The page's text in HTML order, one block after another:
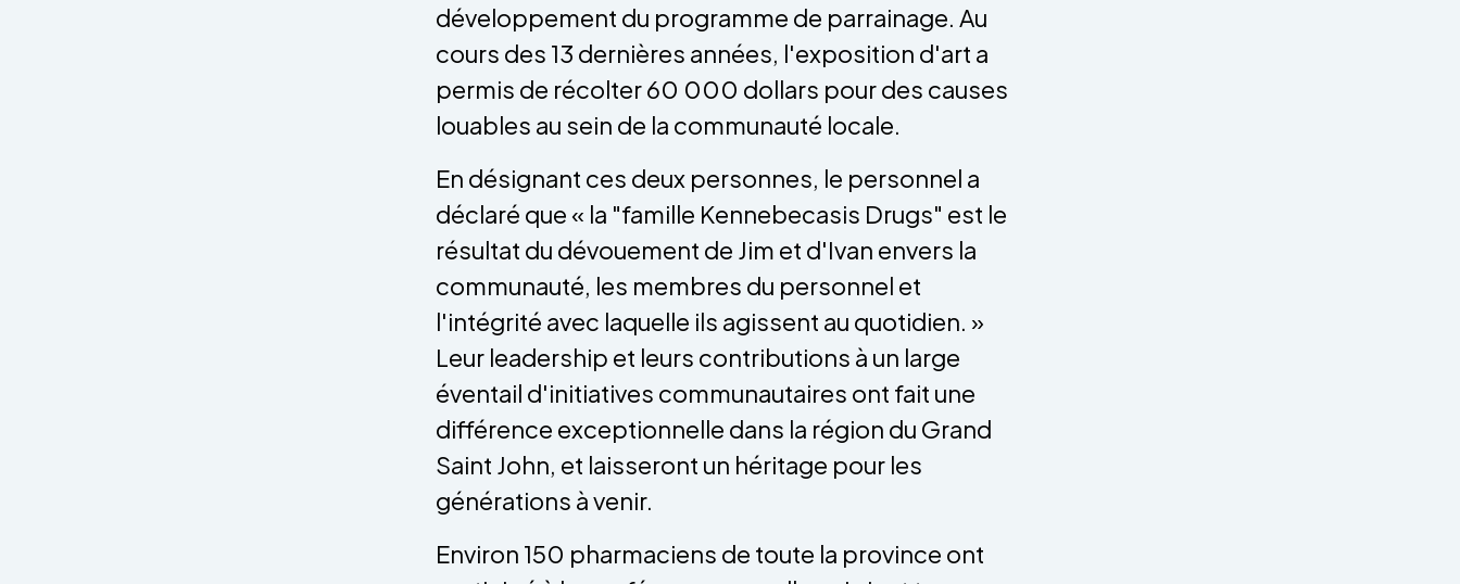
développement du programme de parrainage. Au
cours des 13 dernières années, l'exposition d'art a
permis de récolter 60 000 dollars pour des causes
louables au sein de la communauté locale.
En désignant ces deux personnes, le personnel a
déclaré que « la "famille Kennebecasis Drugs" est le
résultat du dévouement de Jim et d'Ivan envers la
communauté, les membres du personnel et
l'intégrité avec laquelle ils agissent au quotidien. »
Leur leadership et leurs contributions à un large
éventail d'initiatives communautaires ont fait une
différence exceptionnelle dans la région du Grand
Saint John, et laisseront un héritage pour les
générations à venir.
Environ 150 pharmaciens de toute la province ont